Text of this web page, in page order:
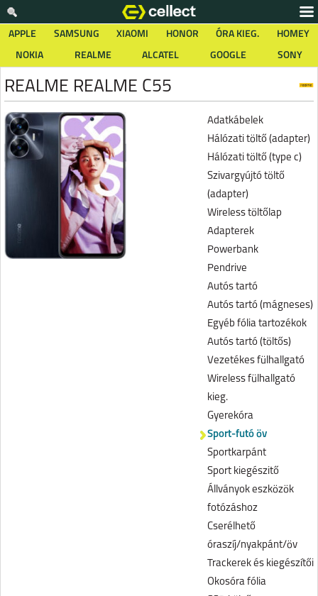
APPLE SAMSUNG XIAOMI HONOR ÓRA KIEG.
HOMEY
NOKIA
REALME ALCATEL GOOGLE SONY
REALME REALME C55
Adatkábelek
Hálózati töltő (adapter)
Hálózati töltő (type c)
Szivargyújtó töltő
(adapter)
Wireless töltőlap
Adapterek
Powerbank
Pendrive
Autós tartó
Autós tartó (mágneses)
Egyéb fólia tartozékok
Autós tartó (töltős)
Vezetékes fülhallgató
Wireless fülhallgató
kieg.
Gyerekóra
Sport-futó öv
Sportkarpánt
Sport kiegészitő
Állványok eszközök
fotózáshoz
Cserélhető
óraszíj/nyakpánt/öv
Trackerek és kiegészítői
Okosóra fólia